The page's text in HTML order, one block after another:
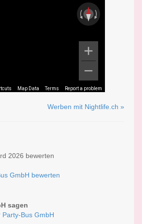
Map Data Terms Report a problem
Werben mit Nightlife.ch »
2026 bewerten
GmbH bewerten
sagen
Bus GmbH